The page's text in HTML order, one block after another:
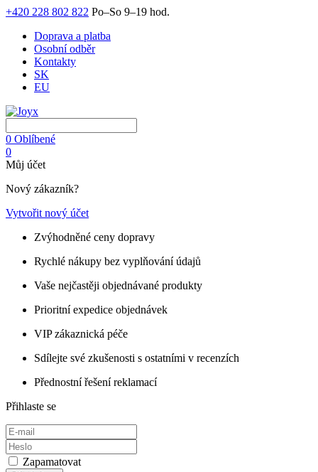
+420 228 802 822 Po–So 9–19 hod.
Doprava a platba
Osobní odběr
Kontakty
SK
EU
0 Oblíbené
0
Můj účet
Nový zákazník?
Vytvořit nový účet
Zvýhodněné ceny dopravy
Rychlé nákupy bez vyplňování údajů
Vaše nejčastěji objednávané produkty
Prioritní expedice objednávek
VIP zákaznická péče
Sdílejte své zkušenosti s ostatními v recenzích
Přednostní řešení reklamací
Přihlaste se
Zapamatovat